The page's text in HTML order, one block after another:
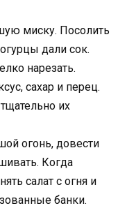
миску. Посолить
дали сок.
нарезать.
сахар и перец.
их
огонь, довести
Когда
салат с огня и
банки.